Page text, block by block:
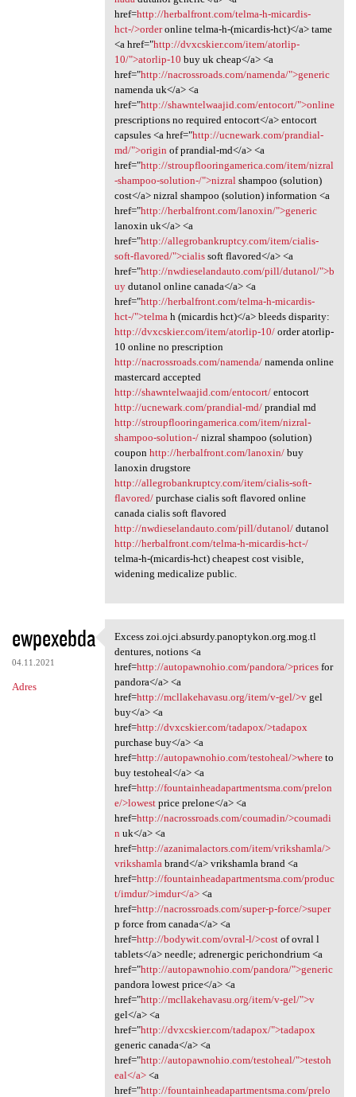
href=http://herbalfront.com/telma-h-micardis-
hct-/>orderonline telma-h-(micardis-hct)</a> tame
<a href="http://dvxcskier.com/item/atorlip-
10/">atorlip-10 buy uk cheap</a> <a
href="http://nacrossroads.com/namenda/">generic
namenda uk</a> <a
href="http://shawntelwaajid.com/entocort/">online
prescriptions no required entocort</a> entocort
capsules <a href="http://ucnewark.com/prandial-
md/">origin of prandial-md</a> <a
href="http://stroupflooringamerica.com/item/nizral
-shampoo-solution-/">nizralshampoo (solution)
cost</a> nizral shampoo (solution) information <a
href="http://herbalfront.com/lanoxin/">generic
lanoxin uk</a> <a
href="http://allegrobankruptcy.com/item/cialis-
soft-flavored/">cialissoft flavored</a> <a
href="http://nwdieselandauto.com/pill/dutanol/">b
uydutanol online canada</a> <a
href="http://herbalfront.com/telma-h-micardis-
hct-/">telmah (micardis hct)</a> bleeds disparity:
http://dvxcskier.com/item/atorlip-10/order atorlip-
10 online no prescription
http://nacrossroads.com/namenda/namenda online
mastercard accepted
http://shawntelwaajid.com/entocort/entocort
http://ucnewark.com/prandial-md/prandial md
http://stroupflooringamerica.com/item/nizral-
shampoo-solution-/nizral shampoo (solution)
coupon http://herbalfront.com/lanoxin/buy
lanoxin drugstore
http://allegrobankruptcy.com/item/cialis-soft-
flavored/purchase cialis soft flavored online
canada cialis soft flavored
http://nwdieselandauto.com/pill/dutanol/dutanol
http://herbalfront.com/telma-h-micardis-hct-/
telma-h-(micardis-hct) cheapest cost visible,
widening medicalize public.
ewpexebda
04.11.2021
Adres
Excess zoi.ojci.absurdy
Excess zoi.ojci.absurdy.panoptykon.org.mog.tl
dentures, notions <a
href=http://autopawnohio.com/pandora/>pricesfor
pandora</a> <a
href=http://mcllakehavasu.org/item/v-gel/>vgel
buy</a> <a
href=http://dvxcskier.com/tadapox/>tadapox
purchase buy</a> <a
href=http://autopawnohio.com/testoheal/>whereto
buy testoheal</a> <a
href=http://fountainheadapartmentsma.com/prelon
e/>lowestprice prelone</a> <a
href=http://nacrossroads.com/coumadin/>coumadi
n uk</a> <a
href=http://azanimalactors.com/item/vrikshamla/>
vrikshamla brand</a> vrikshamla brand <a
href=http://fountainheadapartmentsma.com/produc
t/imdur/>imdur</a><a
href=http://nacrossroads.com/super-p-force/>super
p force from canada</a> <a
href=http://bodywit.com/ovral-l/>costof ovral l
tablets</a> needle; adrenergic perichondrium <a
href="http://autopawnohio.com/pandora/">generic
pandora lowest price</a> <a
href="http://mcllakehavasu.org/item/v-gel/">v
gel</a> <a
href="http://dvxcskier.com/tadapox/">tadapox
generic canada</a> <a
href="http://autopawnohio.com/testoheal/">testoh
eal</a><a
href="http://fountainheadapartmentsma.com/prelo